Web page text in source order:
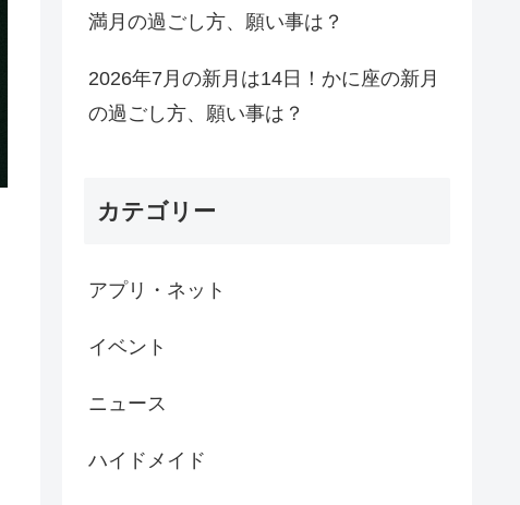
満月の過ごし方、願い事は？
2026年7月の新月は14日！かに座の新月
の過ごし方、願い事は？
カテゴリー
アプリ・ネット
イベント
ニュース
ハイドメイド